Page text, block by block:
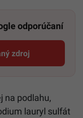
odporúčaní
zdroj
odkaz sa otvorí v
na podlahu,
lauryl sulfát